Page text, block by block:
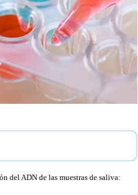
del ADN de las muestras de saliva: